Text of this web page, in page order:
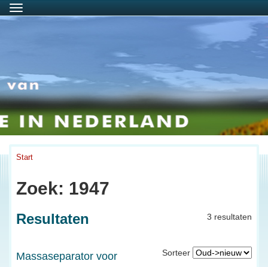
Menu
Start
Zoek: 1947
3 resultaten
Resultaten
Sorteer
Massaseparator voor